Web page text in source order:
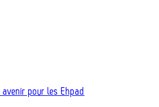
avenir pour les Ehpad